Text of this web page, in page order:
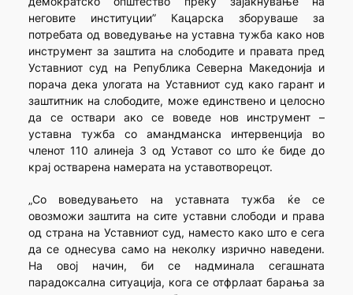
неговите институции” Кацарска зборуваше за
потребата од воведување на уставна тужба како нов
инструмент за заштита на слободите и правата пред
Уставниот суд на Република Северна Македонија и
порача дека улогата на Уставниот суд како гарант и
заштитник на слободите, може единствено и целосно
да се оствари ако се воведе нов инструмент –
уставна тужба со амандманска интервенција во
членот 110 алинеја 3 од Уставот со што ќе биде до
крај остварена намерата на уставотворецот.
„Со воведувањето на уставната тужба ќе се
овозможи заштита на сите уставни слободи и права
од страна на Уставниот суд, наместо како што е сега
да се однесува само на неколку изрично наведени.
На овој начин, би се надминала сегашната
парадоксална ситуација, кога се отфрлаат барања за